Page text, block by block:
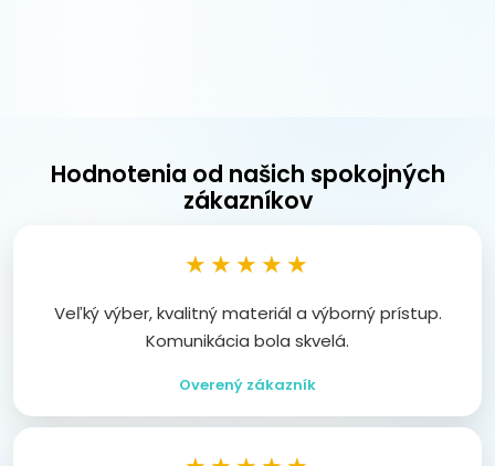
Hodnotenia od našich spokojných
zákazníkov
★★★★★
Veľký výber, kvalitný materiál a výborný prístup.
Komunikácia bola skvelá.
Overený zákazník